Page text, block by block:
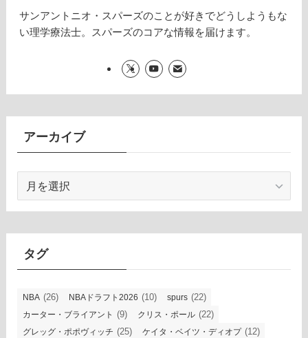
サンアントニオ・スパーズのことが好きでどうしようもな
い理学療法士。スパーズのコアな情報を届けます。
アーカイブ
カ
イ
タグ
NBA (26) NBAドラフト2026 (10) spurs (22)
カーター・ブライアント (9) クリス・ポール (22)
グレッグ・ポポヴィッチ (25) ケイタ・ベイツ・ディオプ(12)